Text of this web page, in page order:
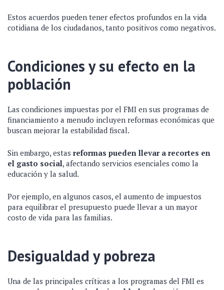
Estos acuerdos pueden tener efectos profundos en la vida
cotidiana de los ciudadanos, tanto positivos como negativos.
Condiciones y su efecto en la
población
Las condiciones impuestas por el FMI en sus programas de
financiamiento a menudo incluyen reformas económicas que
buscan mejorar la estabilidad fiscal.
Sin embargo, estas reformas pueden llevar a recortes en
el gasto social, afectando servicios esenciales como la
educación y la salud.
Por ejemplo, en algunos casos, el aumento de impuestos
para equilibrar el presupuesto puede llevar a un mayor
costo de vida para las familias.
Desigualdad y pobreza
Una de las principales críticas a los programas del FMI es